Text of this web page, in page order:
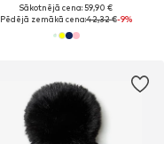
Sākotnējā cena: 59,90 €
Pēdējā zemākā cena:42,32 €-9%